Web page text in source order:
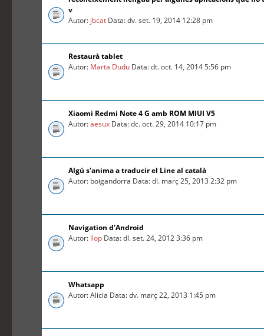
v
Autor: jbcat Data: dv. set. 19, 2014 12:28 pm
Restaurà tablet
Autor: Marta Dudu Data: dt. oct. 14, 2014 5:56 pm
Xiaomi Redmi Note 4 G amb ROM MIUI V5
Autor:aesux Data: dc. oct. 29, 2014 10:17 pm
Algú s'anima a traducir el Line al català
Autor: boigandorra Data: dl. març 25, 2013 2:32 pm
Navigation d'Android
Autor: llop Data: dl. set. 24, 2012 3:36 pm
Whatsapp
Autor: Alicia Data: dv. març 22, 2013 1:45 pm